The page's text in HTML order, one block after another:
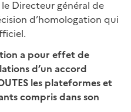
le Directeur général de
d’homologation qui
a pour effet de
d’un accord
les plateformes et
compris dans son